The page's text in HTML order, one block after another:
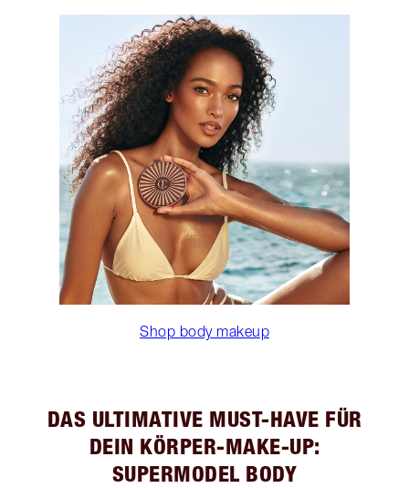
Shop body makeup
DAS ULTIMATIVE MUST-HAVE FÜR
DEIN KÖRPER-MAKE-UP:
SUPERMODEL BODY